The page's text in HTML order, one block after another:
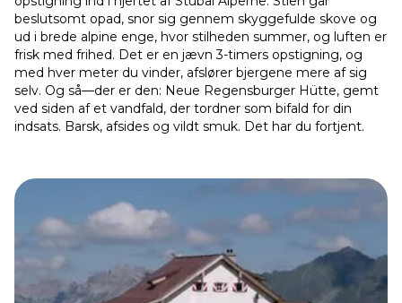
beslutsomt opad, snor sig gennem skyggefulde skove og
ud i brede alpine enge, hvor stilheden summer, og luften er
frisk med frihed. Det er en jævn 3-timers opstigning, og
med hver meter du vinder, afslører bjergene mere af sig
selv. Og så—der er den: Neue Regensburger Hütte, gemt
ved siden af et vandfald, der tordner som bifald for din
indsats. Barsk, afsides og vildt smuk. Det har du fortjent.